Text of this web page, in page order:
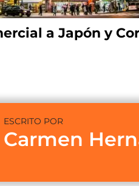
a Japón y
ESCRITO POR
Carmen